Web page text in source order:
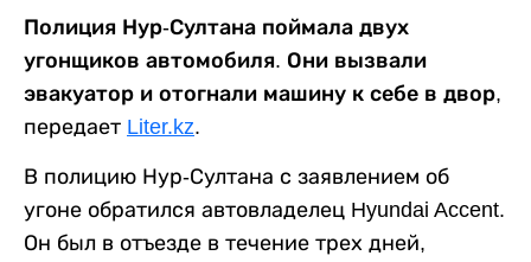
Полиция Нур-Султана поймала двух
угонщиков автомобиля. Они вызвали
эвакуатор и отогнали машину к себе в двор,
передает Liter.kz.
В полицию Нур-Султана с заявлением об
угоне обратился автовладелец Hyundai Accent.
Он был в отъезде в течение трех дней,